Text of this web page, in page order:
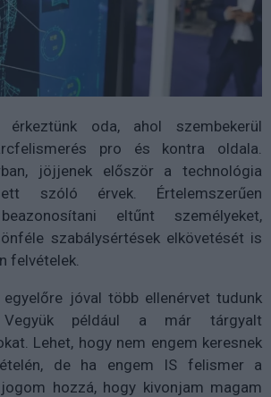
oda, ahol szembekerül
pro és kontra oldala.
jöjjenek először a technológia
szóló érvek. Értelemszerűen
eltűnt személyeket,
szabálysértések elkövetését is
felvételek.
jóval több ellenérvet tudunk
Vegyük például a már tárgyalt
Lehet, hogy nem engem keresnek
de ha engem IS felismer a
hozzá, hogy kivonjam magam